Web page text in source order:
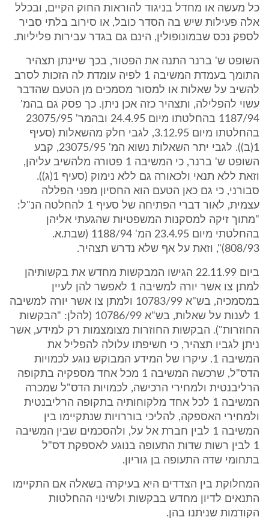
כל מעשה או מחדל בניגוד להוראות החוק הקיים, ובכלל
אלה פעילות שיש בה הסדר כובל, או סירוב בלתי סביר
לספק נכס שבמונופולין, הינם גם בגדר עבירות פליליות.
השופט ש' ברנר התנה את הפטור, בכך שיינתן תצהיר
התומך בעמדת המשיבה 1 לפיה עומדת לה הזכות לסרב
להשיב על שאלות או למסור מסמכים מן הטעם שהדבר
עשוי להפלילה, ותצהיר כזה אכן ניתן. כך פסק גם בהמ'
1187/94 בהחלטתו מיום 24.4.95 ובהמר' 23075/95
בהחלטתו מיום 3.12.95, לגבי חלק מהשאלות (סעיף
1(ב)). לגבי יתר השאלות נשוא המ' 23075/95, קבע
השופט ש' ברנר, כי המשיבה 1 פטורה מלהשיב עליהן,
וזאת ללא תנאי ולכאורה גם ללא נימוק (סעיף 1(ג)).
סבורני, כי גם כאן הטעם הוא החסיון מפני הפללה
עצמית, לאור דברי הפתיחה של סעיף 1 להחלטה הנ"ל:
"מתוך זיקה למסקנות המשפטיות שהגעתי אליהן
בהחלטתי מיום 23.4.95 המ' 1188/94 (שבת.א.
808/93)", וזאת על אף שלא נדרש תצהיר.
ביום 22.11.99 הגישו המבקשות מחדש את בקשותיהן
למתן צו אשר יורה למשיבה 1 לאפשר להן לעיין
במסמכיה, בש"א 10783/99 ולמתן צו אשר יורה למשיבה
1 לענות על שאלות, בש"א 10786/99 (להלן: "הבקשות
החוזרות"). הבקשות החוזרות מצומצמות רק למידע, אשר
ניתן לגביו תצהיר, כי חשיפתו עלולה להפליל את
המשיבה 1. עיקרו של המידע המבוקש נוגע לכמויות
הדס"ל, שרכשה המשיבה 1 מכל אחד מספקיה בתקופה
הרליבנטית ולמחירי הרכישה, לכמויות הדס"ל שמכרה
המשיבה 1 לכל אחד מלקוחותיה בתקופה הרליבנטית
ולמחירי האספקה, להליכי בוררויות שנתקיימו בין
המשיבה 1 לבין חברת אל על, ולהסכמים שבין המשיבה
1 לבין רשות שדות התעופה בנוגע לאספקת דס"ל
בתחומי שדה התעופה בן גוריון.
המחלוקת בין הצדדים היא בעיקרה בשאלה אם התקיימו
התנאים לדיון מחדש בבקשות ולשינוי ההחלטות
הקודמות שניתנו בהן.